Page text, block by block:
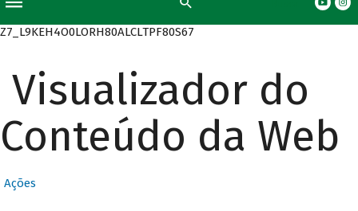
Z7_L9KEH4O0LORH80ALCLTPF80S67
Visualizador do
Conteúdo da Web
Ações